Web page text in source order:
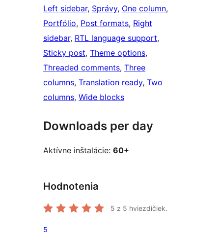
Left sidebar, Správy, One column
Portfólio, Post formats, Right
sidebar, RTL language support
Sticky post, Theme options
Threaded comments, Three
columns, Translation ready, Two
columns, Wide blocks
Downloads per day
Aktívne inštalácie: 60+
Hodnotenia
5 z 5 hviezdičiek.
5